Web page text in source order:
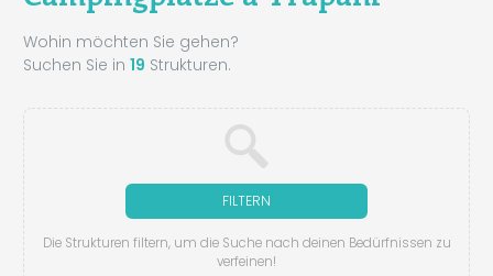
Wohin möchten Sie gehen?
Suchen Sie in 19 Strukturen.
FILTERN
Die Strukturen filtern, um die Suche nach deinen Bedürfnissen zu
verfeinen!